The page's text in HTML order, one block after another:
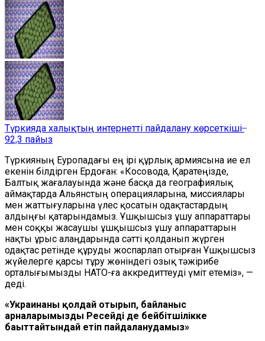
Түркияда халықтың интернетті пайдалану көрсеткіші ̶
92,3 пайыз
Түркияның Еуропадағы ең ірі құрлық армиясына ие ел
екенін білдірген Ердоған: «Косовода, Қаратеңізде,
Балтық жағалауында және басқа да географиялық
аймақтарда Альянстың операцияларына, миссиялары
мен жаттығуларына үлес қосатын одақтастардың
алдыңғы қатарындамыз. Ұшқышсыз ұшу аппараттары
мен соққы жасаушы ұшқышсыз ұшу аппараттарын
нақты ұрыс алаңдарында сәтті қолданып жүрген
одақтас ретінде құруды жоспарлап отырған Ұшқышсыз
жүйелерге қарсы тұру жөніндегі озық тәжірибе
орталығымызды НАТО-ға аккредиттеуді үміт етеміз», —
деді.
«Украинаны қолдай отырып, байланыс
арналарымызды Ресейді де бейбітшілікке
бағыттайтындай етіп пайдаланудамыз»